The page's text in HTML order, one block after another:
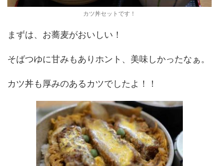
カツ丼セットです！
まずは、お蕎麦がおいしい！
そばつゆに甘みもありホント、美味しかったなぁ。
カツ丼も厚みのあるカツでしたよ！！